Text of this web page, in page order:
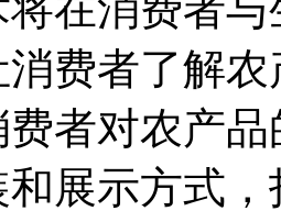
在消费者
消费者了解
者对农产
展示方式